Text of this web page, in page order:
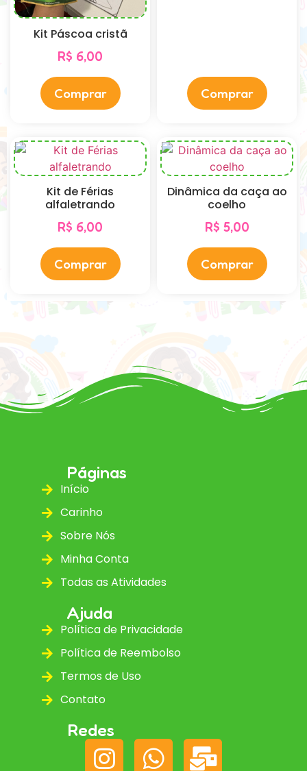
Kit Páscoa cristã
R$ 6,00
Comprar Comprar
Kit de Férias
alfaletrando
R$ 6,00
Comprar
Dinâmica da caça ao
coelho
R$ 5,00
Comprar
Páginas
Início
Carinho
Sobre Nós
Minha Conta
Todas as Atividades
Ajuda
Política de Privacidade
Política de Reembolso
Termos de Uso
Contato
Redes